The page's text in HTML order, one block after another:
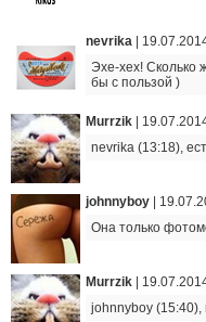
nevrika
Эхе-хех! Сколько
бы с пользой )
Murrzik
nevrika (13:18),
johnnyboy
Она только
Murrzik
johnnyboy